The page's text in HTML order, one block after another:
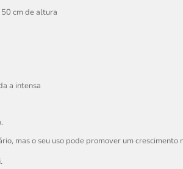
cm de altura
a intensa
mas o seu uso pode promover um crescimento
.